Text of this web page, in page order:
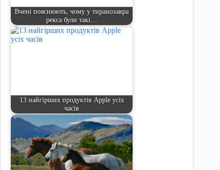
Вчені пояснюють, чому у тиранозавра
рекса були такі…
13 найгірших продуктів Apple усіх
часів